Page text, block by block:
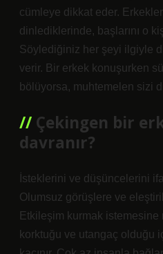
cümleye dikkat eder.
dinlediklerinde, başlarını o
Söylediğiniz her şeyi ilgiyle
verir. Bir erkek konuşurken
bölüyorsa, muhtemelen sizi
Çekingen bir
davranır?
İsteklerini ve düşüncelerini
Olumsuz görüşlere ve
Etkileşim kurmak
korktuğu ve utangaç olduğu